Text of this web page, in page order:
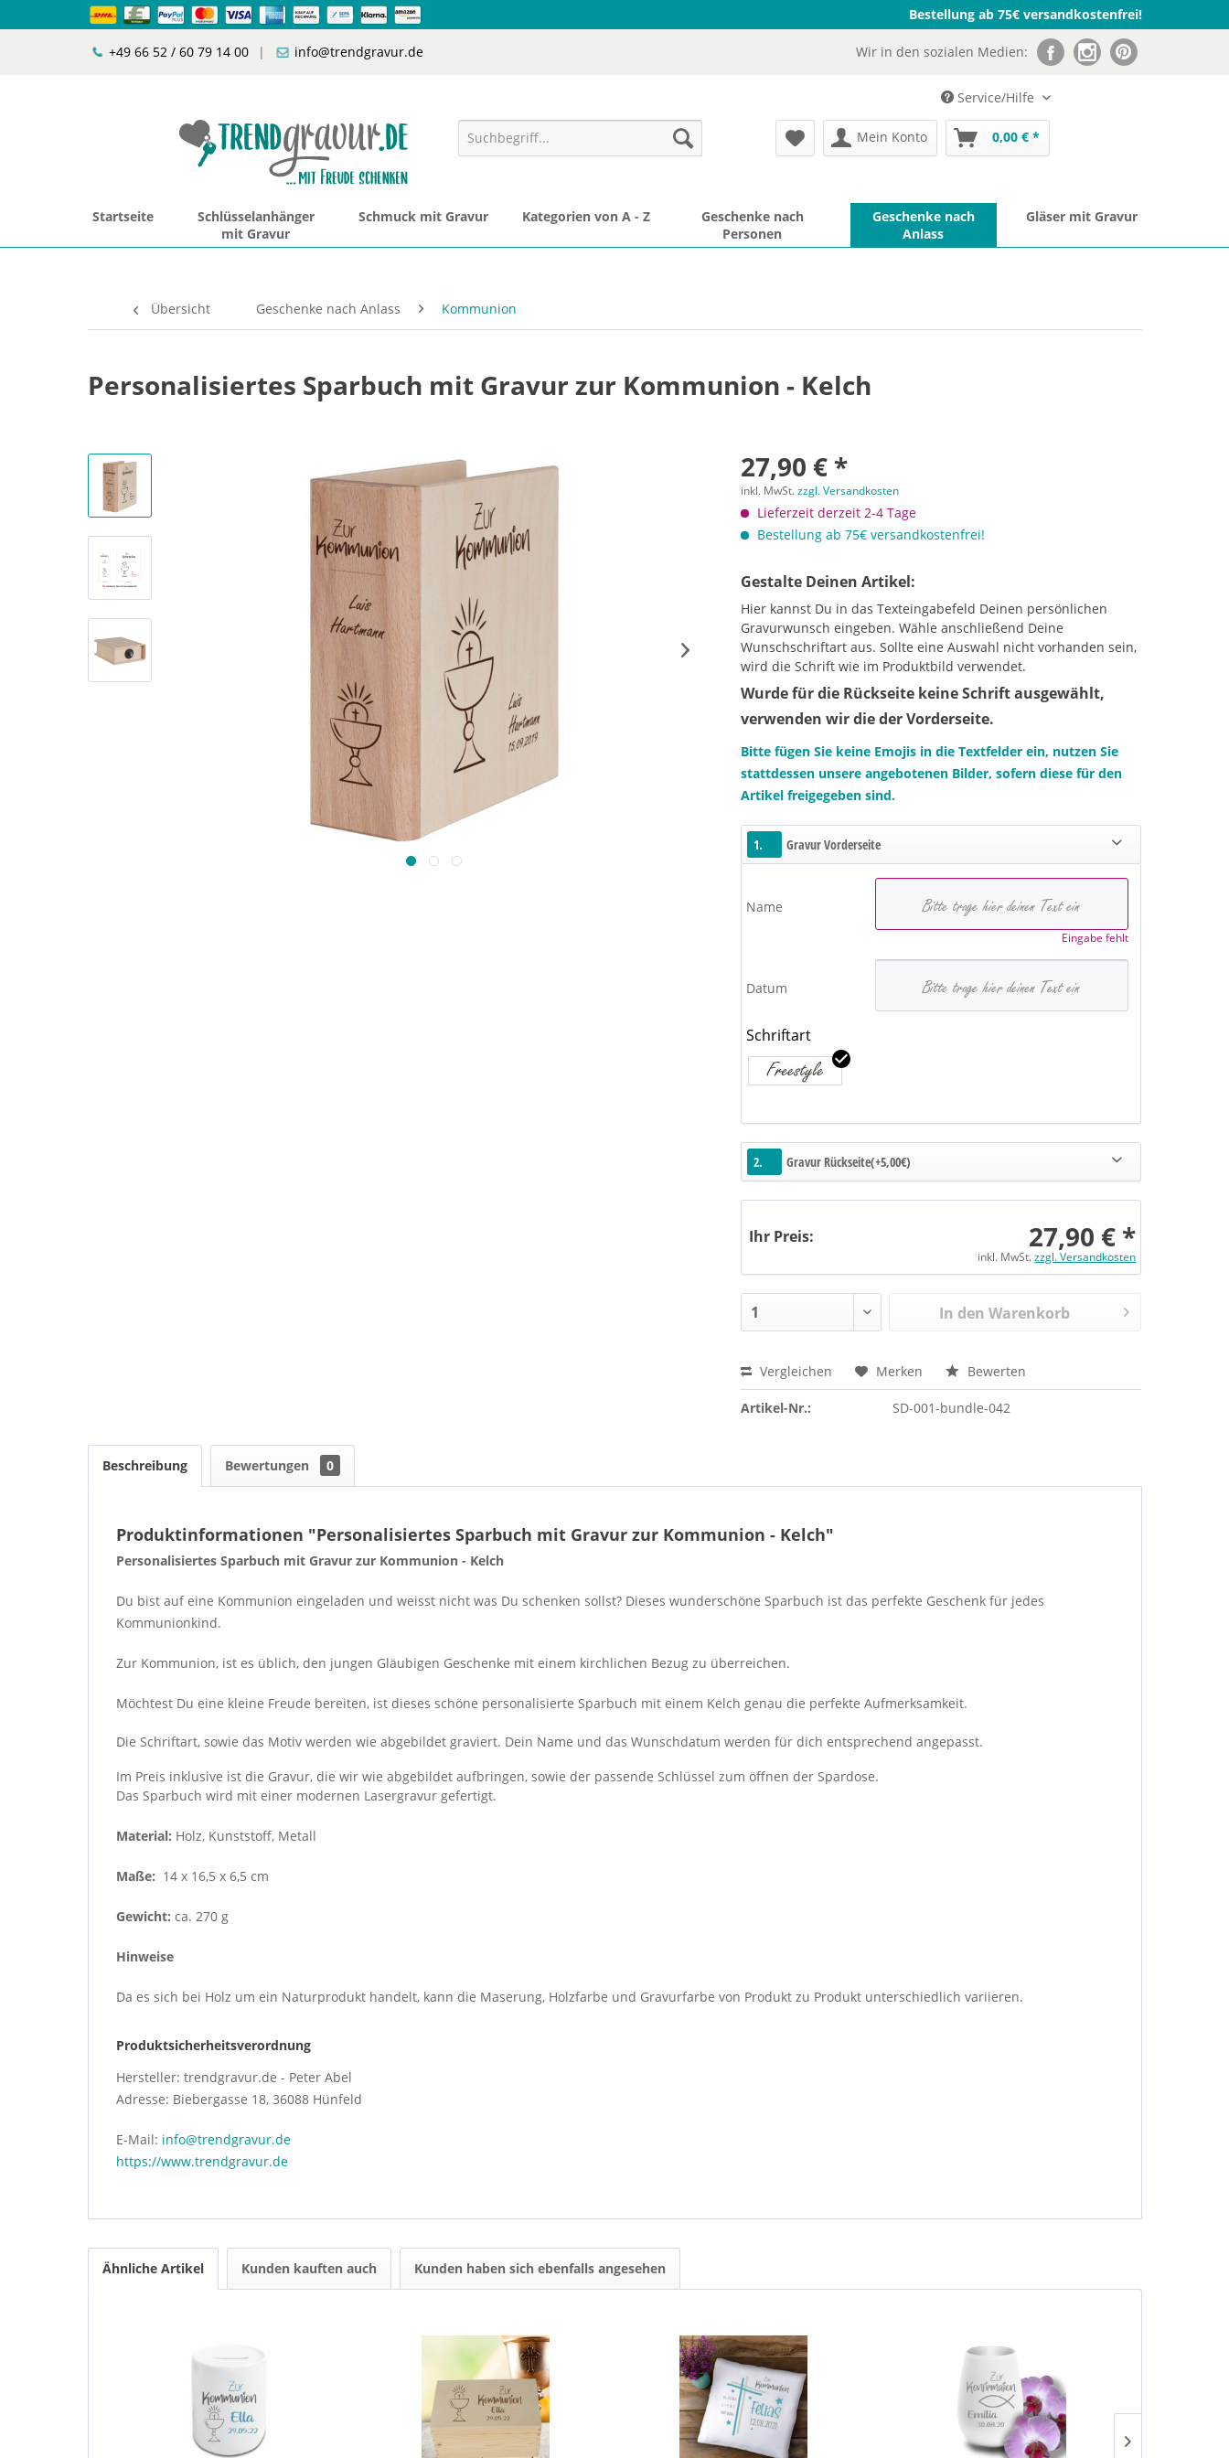
Bestellung ab 75€ versandkostenfrei!
+49 66 52 / 60 79 14 00 | info@trendgravur.de Wir in den sozialen Medien:
Service/Hilfe
Mein Konto 0,00 € *
Startseite
Schlüsselanhänger
mit Gravur
Schmuck mit Gravur Kategorien von A - Z
Geschenke nach
Personen
Geschenke nach
Anlass
Gläser mit Gravur
Übersicht Geschenke nach Anlass Kommunion
Personalisiertes Sparbuch mit Gravur zur Kommunion - Kelch
27,90 € *
inkl. MwSt.zzgl. Versandkosten
Lieferzeit derzeit 2-4 Tage
Bestellung ab 75€ versandkostenfrei!
Gestalte Deinen Artikel:
Hier kannst Du in das Texteingabefeld Deinen persönlichen
Gravurwunsch eingeben. Wähle anschließend Deine
Wunschschriftart aus. Sollte eine Auswahl nicht vorhanden sein,
wird die Schrift wie im Produktbild verwendet.
Wurde für die Rückseite keine Schrift ausgewählt,
verwenden wir die der Vorderseite.
Bitte fügen Sie keine Emojis in die Textfelder ein, nutzen Sie
stattdessen unsere angebotenen Bilder, sofern diese für den
Artikel freigegeben sind.
1. Gravur Vorderseite
Name
Eingabe fehlt
Datum
Schriftart
2. Gravur Rückseite(+5,00€)
Ihr Preis: 27,90 € *
inkl. MwSt.zzgl. Versandkosten
In den Warenkorb
Vergleichen Merken Bewerten
Artikel-Nr.: SD-001-bundle-042
Beschreibung Bewertungen 0
Produktinformationen "Personalisiertes Sparbuch mit Gravur zur Kommunion - Kelch"
Personalisiertes Sparbuch mit Gravur zur Kommunion - Kelch
Du bist auf eine Kommunion eingeladen und weisst nicht was Du schenken sollst? Dieses wunderschöne Sparbuch ist das perfekte Geschenk für jedes
Kommunionkind.
Zur Kommunion, ist es üblich, den jungen Gläubigen Geschenke mit einem kirchlichen Bezug zu überreichen.
Möchtest Du eine kleine Freude bereiten, ist dieses schöne personalisierte Sparbuch mit einem Kelch genau die perfekte Aufmerksamkeit.
Die Schriftart, sowie das Motiv werden wie abgebildet graviert. Dein Name und das Wunschdatum werden für dich entsprechend angepasst.
Im Preis inklusive ist die Gravur, die wir wie abgebildet aufbringen, sowie der passende Schlüssel zum öffnen der Spardose.
Das Sparbuch wird mit einer modernen Lasergravur gefertigt.
Material: Holz, Kunststoff, Metall
Maße: 14 x 16,5 x 6,5 cm
Gewicht: ca. 270 g
Hinweise
Da es sich bei Holz um ein Naturprodukt handelt, kann die Maserung, Holzfarbe und Gravurfarbe von Produkt zu Produkt unterschiedlich variieren.
Produktsicherheitsverordnung
Hersteller: trendgravur.de - Peter Abel
Adresse: Biebergasse 18, 36088 Hünfeld
E-Mail: info@trendgravur.de
https://www.trendgravur.de
Ähnliche Artikel Kunden kauften auch Kunden haben sich ebenfalls angesehen